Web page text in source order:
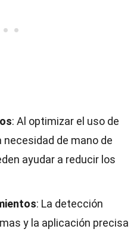
: Al optimizar el uso de
de mano de
ayudar a reducir los
: La detección
y la aplicación precisa